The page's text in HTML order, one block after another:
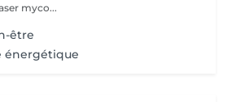
myco...
être
énergétique